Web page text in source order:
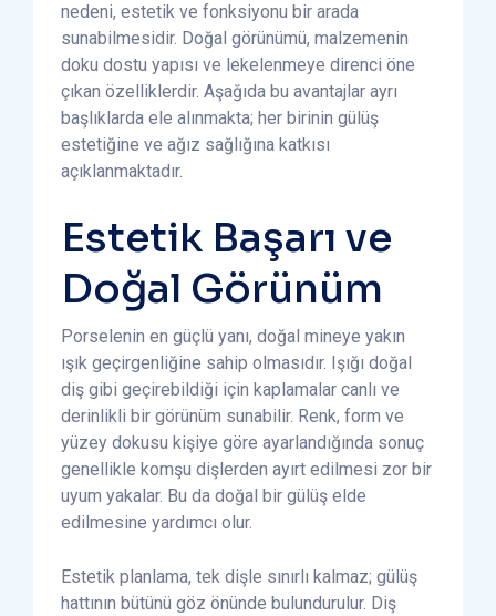
nedeni, estetik ve fonksiyonu bir arada
sunabilmesidir. Doğal görünümü, malzemenin
doku dostu yapısı ve lekelenmeye direnci öne
çıkan özelliklerdir. Aşağıda bu avantajlar ayrı
başlıklarda ele alınmakta; her birinin gülüş
estetiğine ve ağız sağlığına katkısı
açıklanmaktadır.
Estetik Başarı ve
Doğal Görünüm
Porselenin en güçlü yanı, doğal mineye yakın
ışık geçirgenliğine sahip olmasıdır. Işığı doğal
diş gibi geçirebildiği için kaplamalar canlı ve
derinlikli bir görünüm sunabilir. Renk, form ve
yüzey dokusu kişiye göre ayarlandığında sonuç
genellikle komşu dişlerden ayırt edilmesi zor bir
uyum yakalar. Bu da doğal bir gülüş elde
edilmesine yardımcı olur.
Estetik planlama, tek dişle sınırlı kalmaz; gülüş
hattının bütünü göz önünde bulundurulur. Diş